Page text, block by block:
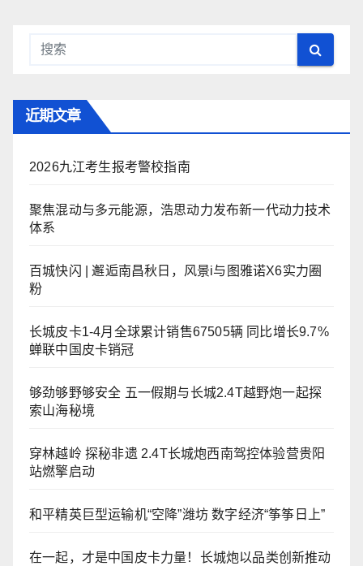
近期文章
2026九江考生报考警校指南
聚焦混动与多元能源，浩思动力发布新一代动力技术
体系
百城快闪 | 邂逅南昌秋日，风景i与图雅诺X6实力圈
粉
长城皮卡1-4月全球累计销售67505辆 同比增长9.7%
蝉联中国皮卡销冠
够劲够野够安全 五一假期与长城2.4T越野炮一起探
索山海秘境
穿林越岭 探秘非遗 2.4T长城炮西南驾控体验营贵阳
站燃擎启动
和平精英巨型运输机“空降”潍坊 数字经济“筝筝日上”
在一起，才是中国皮卡力量！长城炮以品类创新推动